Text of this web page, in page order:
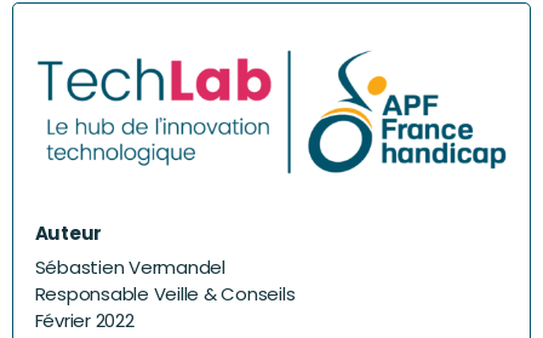
Auteur
Sébastien Vermandel
Responsable Veille & Conseils
Février 2022